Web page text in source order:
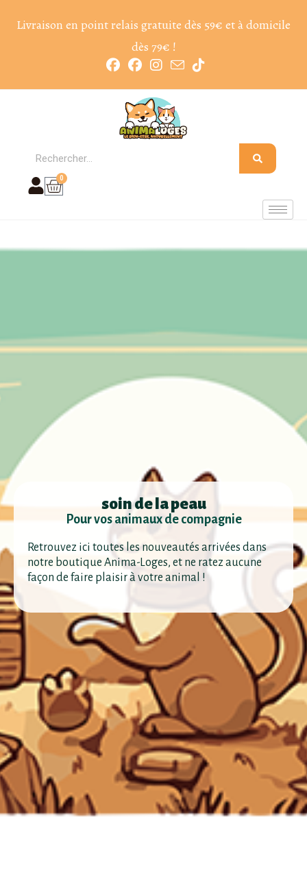
Livraison en point relais gratuite dès 59€ et à domicile
dès 79€ !
0
soin de la peau
Pour vos animaux de compagnie
Retrouvez ici toutes les nouveautés arrivées dans
notre boutique Anima-Loges, et ne ratez aucune
façon de faire plaisir à votre animal !